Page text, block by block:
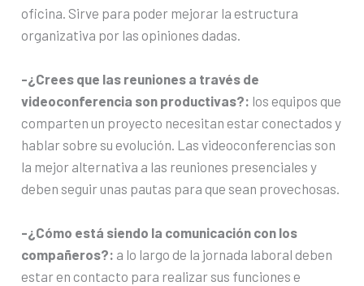
oficina. Sirve para poder mejorar la estructura
organizativa por las opiniones dadas.
-¿Crees que las reuniones a través de
videoconferencia son productivas?: los equipos que
comparten un proyecto necesitan estar conectados y
hablar sobre su evolución. Las videoconferencias son
la mejor alternativa a las reuniones presenciales y
deben seguir unas pautas para que sean provechosas.
-¿Cómo está siendo la comunicación con los
compañeros?: a lo largo de la jornada laboral deben
estar en contacto para realizar sus funciones e